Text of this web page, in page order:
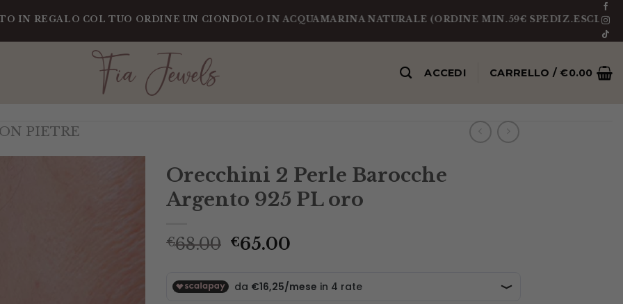
COL TUO ORDINE UN CIONDOLO IN ACQUAMARINA NATURALE (ORDINE MIN.59€ SPEDIZ.ESCLUSA)
ACCEDI CARRELLO /€0.00
PIETRE
Orecchini 2 Perle Barocche
Argento 925 PL oro
€68.00 Il
originale
era:
€65.00
è: